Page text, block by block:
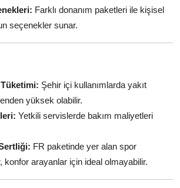
Farklı donanım paketleri ile kişisel
seçenekler sunar.
Şehir içi kullanımlarda yakıt
yüksek olabilir.
Yetkili servislerde bakım maliyetleri
FR paketinde yer alan spor
konfor arayanlar için ideal olmayabilir.